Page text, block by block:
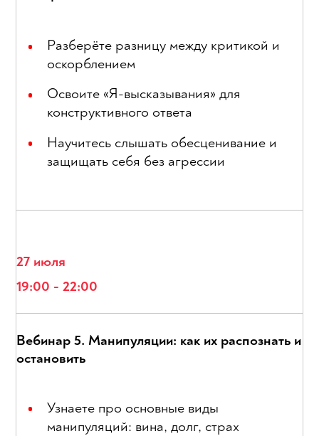
Разберёте разницу между критикой и
оскорблением
Освоите «Я-высказывания» для
конструктивного ответа
Научитесь слышать обесценивание и
защищать себя без агрессии
27 июля
19:00 - 22:00
Вебинар 5. Манипуляции: как их распознать и
остановить
Узнаете про основные виды
манипуляций: вина, долг, страх